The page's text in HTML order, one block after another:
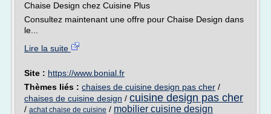
Chaise Design chez Cuisine Plus
Consultez maintenant une offre pour Chaise Design dans
le...
Lire la suite
Site : https://www.bonial.fr
Thèmes liés : chaises de cuisine design pas cher /
chaises de cuisine design / cuisine design pas cher
/ achat chaise de cuisine / mobilier cuisine design